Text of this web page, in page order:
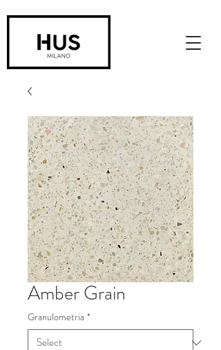
Amber Grain
Granulometria *